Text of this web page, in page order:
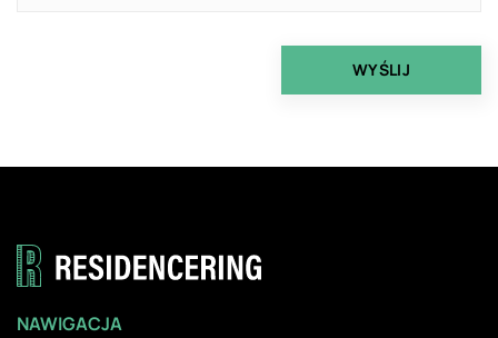
NAWIGACJA